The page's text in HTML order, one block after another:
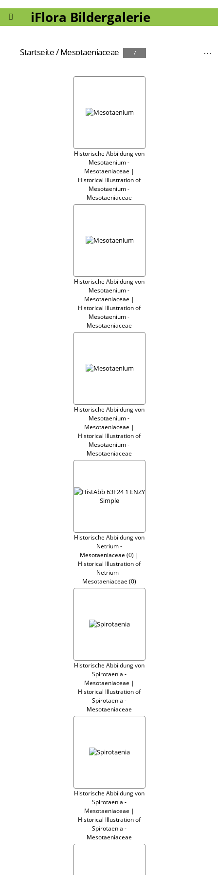
iFlora Bildergalerie
Startseite/Mesotaeniaceae 7
Historische Abbildung von
Mesotaenium -
Mesotaeniaceae |
Historical Illustration of
Mesotaenium -
Mesotaeniaceae
Historische Abbildung von
Mesotaenium -
Mesotaeniaceae |
Historical Illustration of
Mesotaenium -
Mesotaeniaceae
Historische Abbildung von
Mesotaenium -
Mesotaeniaceae |
Historical Illustration of
Mesotaenium -
Mesotaeniaceae
Historische Abbildung von
Netrium -
Mesotaeniaceae (0) |
Historical Illustration of
Netrium -
Mesotaeniaceae (0)
Historische Abbildung von
Spirotaenia -
Mesotaeniaceae |
Historical Illustration of
Spirotaenia -
Mesotaeniaceae
Historische Abbildung von
Spirotaenia -
Mesotaeniaceae |
Historical Illustration of
Spirotaenia -
Mesotaeniaceae